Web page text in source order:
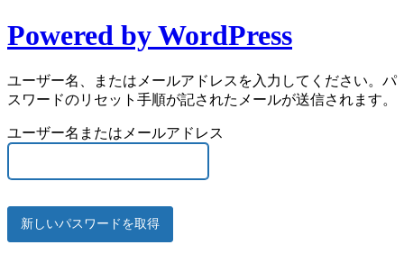
Powered by WordPress
ユーザー名、またはメールアドレスを入力してください。パ
スワードのリセット手順が記されたメールが送信されます。
ユーザー名またはメールアドレス